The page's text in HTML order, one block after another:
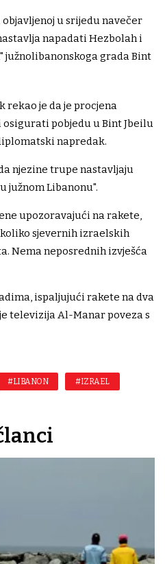
u srijedu navečer
napadati Hezbolah i
južnolibanonskoga grada Bint
rekao je da je procjena
pobjedu u Bint Jbeilu
napredak.
njezine trupe nastavljaju
južnom Libanonu".
upozoravajući na rakete,
sjevernih izraelskih
Nema neposrednih izvješća
ispaljujući rakete na dva
televizija Al-Manar poveza s
#LIBANON #IZRAEL